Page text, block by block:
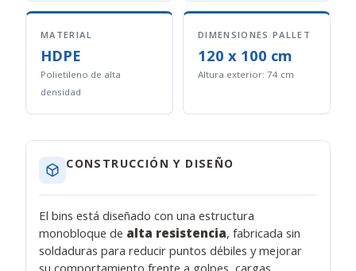
MATERIAL
HDPE
Polietileno de alta
densidad
DIMENSIONES PALLET
120 x 100 cm
Altura exterior: 74 cm
CONSTRUCCIÓN Y DISEÑO
El bins está diseñado con una estructura
monobloque de alta resistencia, fabricada sin
soldaduras para reducir puntos débiles y mejorar